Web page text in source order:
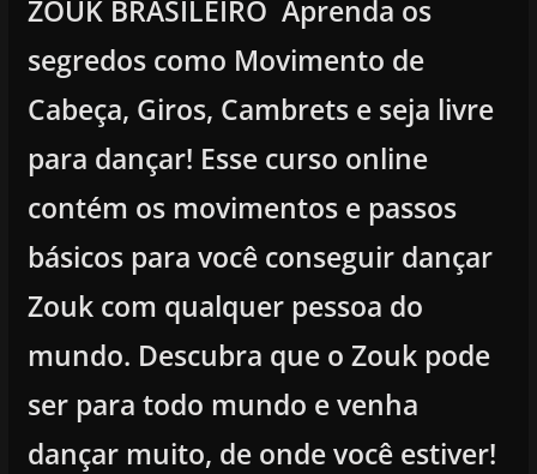
ZOUK BRASILEIRO Aprenda os
segredos como Movimento de
Cabeça, Giros, Cambrets e seja livre
para dançar! Esse curso online
contém os movimentos e passos
básicos para você conseguir dançar
Zouk com qualquer pessoa do
mundo. Descubra que o Zouk pode
ser para todo mundo e venha
dançar muito, de onde você estiver!